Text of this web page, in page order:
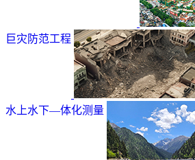
巨灾防范工程
水上水下—体化测量